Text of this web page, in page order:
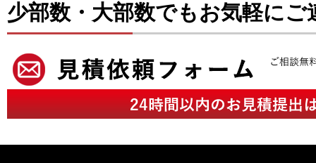
少部数・大部数でもお気軽にご